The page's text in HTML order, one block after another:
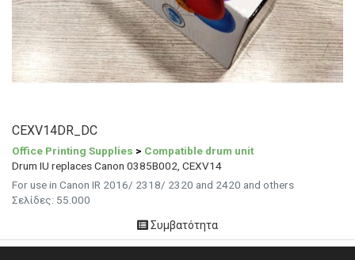
CEXV14DR_DC
Office Printing Supplies > Compatible drum unit
Drum IU replaces Canon 0385B002, CEXV14
For use in Canon IR 2016/ 2318/ 2320 and 2420 and others
Σελίδες: 55.000
Συμβατότητα